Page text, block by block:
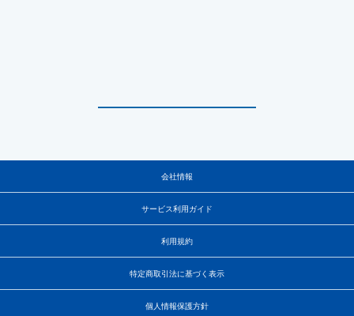
会社情報
サービス利用ガイド
利用規約
特定商取引法に基づく表示
個人情報保護方針